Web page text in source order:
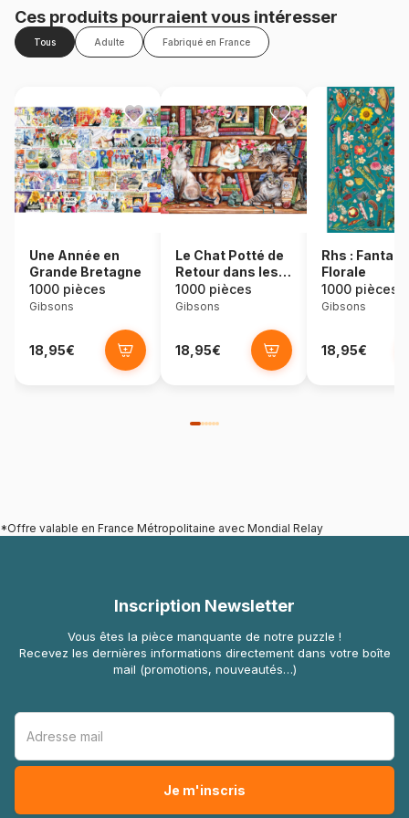
Ces produits pourraient vous intéresser
Tous Adulte Fabriqué en France
Une Année en
Grande Bretagne
1000 pièces
Gibsons
18,95€
Le Chat Potté de
Retour dans les
Livres
1000 pièces
Gibsons
18,95€
Rhs :
Florale
1000 pièces
Gibsons
18,95€
*Offre valable en France Métropolitaine avec Mondial Relay
Inscription Newsletter
Vous êtes la pièce manquante de notre puzzle !
Recevez les dernières informations directement dans votre boîte
mail (promotions, nouveautés…)